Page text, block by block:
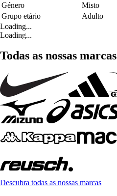
Género
Misto
Grupo etário
Adulto
Loading...
Loading...
Todas as nossas marcas
Descubra todas as nossas marcas